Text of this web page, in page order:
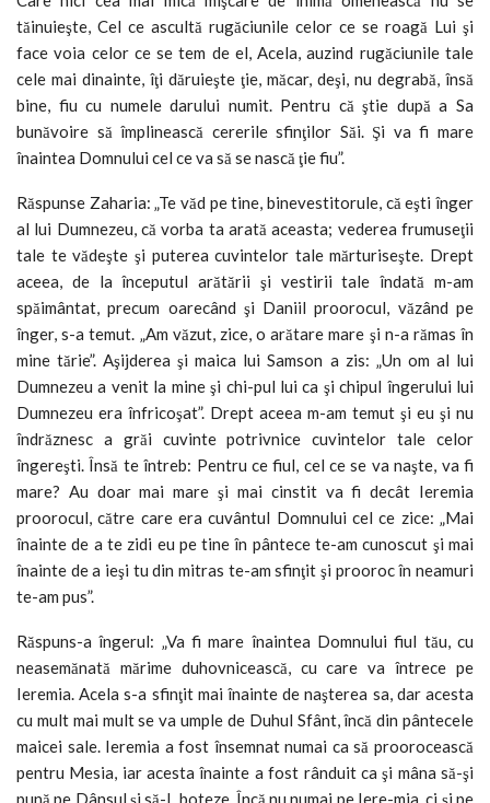
tăinuieşte, Cel ce ascultă rugăciunile celor ce se roagă Lui şi
face voia celor ce se tem de el, Acela, auzind rugăciunile tale
cele mai dinainte, îţi dăruieşte ţie, măcar, deşi, nu degrabă, însă
bine, fiu cu numele darului numit. Pentru că ştie după a Sa
bunăvoire să împlinească cererile sfinţilor Săi. Şi va fi mare
înaintea Domnului cel ce va să se nască ţie fiu”.
Răspunse Zaharia: „Te văd pe tine, binevestitorule, că eşti înger
al lui Dumnezeu, că vorba ta arată aceasta; vederea frumuseţii
tale te vădeşte şi puterea cuvintelor tale mărturiseşte. Drept
aceea, de la începutul arătării şi vestirii tale îndată m-am
spăimântat, precum oarecând şi Daniil proorocul, văzând pe
înger, s-a temut. „Am văzut, zice, o arătare mare şi n-a rămas în
mine tărie”. Aşijderea şi maica lui Samson a zis: „Un om al lui
Dumnezeu a venit la mine şi chi-pul lui ca şi chipul îngerului lui
Dumnezeu era înfricoşat”. Drept aceea m-am temut şi eu şi nu
îndrăznesc a grăi cuvinte potrivnice cuvintelor tale celor
îngereşti. Însă te întreb: Pentru ce fiul, cel ce se va naşte, va fi
mare? Au doar mai mare şi mai cinstit va fi decât Ieremia
proorocul, către care era cuvântul Domnului cel ce zice: „Mai
înainte de a te zidi eu pe tine în pântece te-am cunoscut şi mai
înainte de a ieşi tu din mitras te-am sfinţit şi prooroc în neamuri
te-am pus”.
Răspuns-a îngerul: „Va fi mare înaintea Domnului fiul tău, cu
neasemănată mărime duhovnicească, cu care va întrece pe
Ieremia. Acela s-a sfinţit mai înainte de naşterea sa, dar acesta
cu mult mai mult se va umple de Duhul Sfânt, încă din pântecele
maicei sale. Ieremia a fost însemnat numai ca să proorocească
pentru Mesia, iar acesta înainte a fost rânduit ca şi mâna să-şi
pună pe Dânsul şi să-L boteze. Încă nu numai pe Iere-mia, ci şi pe